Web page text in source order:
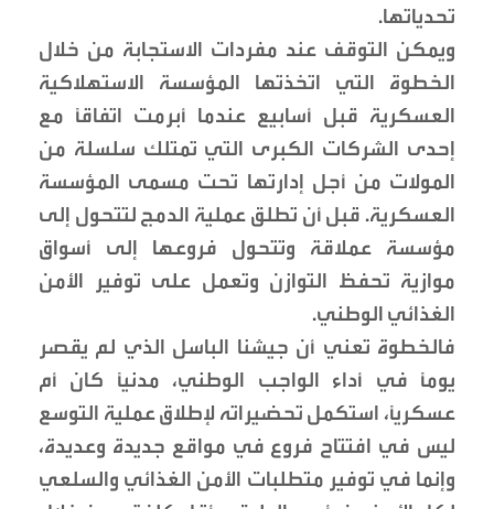
تحدياتها.
ويمكن التوقف عند مفردات الاستجابة من خلال
الخطوة التي اتخذتها المؤسسة الاستهلاكية
العسكرية قبل أسابيع عندما أبرمت اتفاقًا مع
إحدى الشركات الكبرى التي تمتلك سلسلة من
المولات من أجل إدارتها تحت مسمى المؤسسة
العسكرية. قبل أن تطلق عملية الدمج لتتحول إلى
مؤسسة عملاقة وتتحول فروعها إلى أسواق
موازية تحفظ التوازن وتعمل على توفير الأمن
الغذائي الوطني.
فالخطوة تعني أن جيشنا الباسل الذي لم يقصر
يومًا في أداء الواجب الوطني، مدنيًا كان أم
عسكريًا، استكمل تحضيراته لإطلاق عملية التوسع
ليس في افتتاح فروع في مواقع جديدة وعديدة،
وإنما في توفير متطلبات الأمن الغذائي والسلعي